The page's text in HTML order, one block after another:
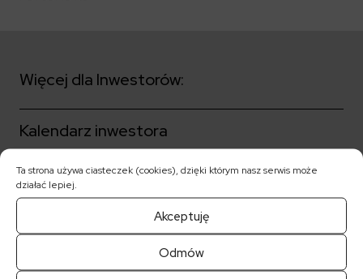
Ta strona używa ciasteczek (cookies), dzięki którym nasz serwis może
działać lepiej.
Akceptuję
Odmów
Więcej dla Inwestorów:
Kalendarz inwestora
Akcjonariat